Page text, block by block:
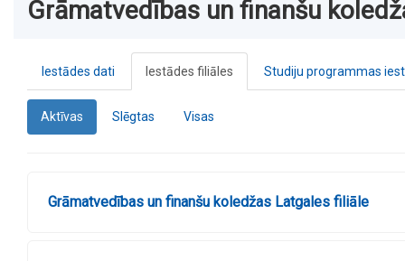
Grāmatvedības un finanšu
Iestādes dati Iestādes filiāles Studiju programmas
Aktīvas Slēgtas Visas
Grāmatvedības un finanšu koledžas Latgales filiāle